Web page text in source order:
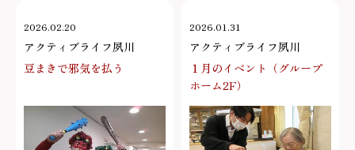
2026.02.20
アクティブライフ夙川
豆まきで邪気を払う
2026.01.31
アクティブライフ夙川
１月のイベント（グループ
ホーム2F）